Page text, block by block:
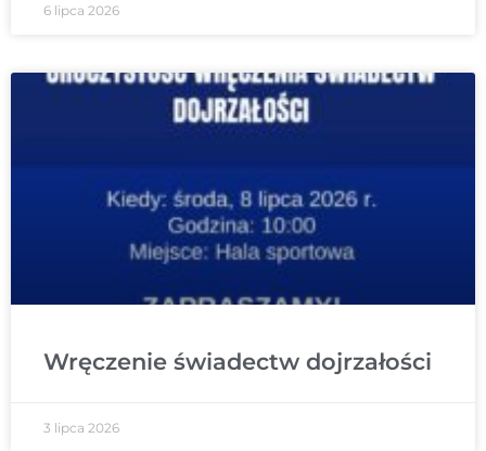
6 lipca 2026
Wręczenie świadectw dojrzałości
3 lipca 2026